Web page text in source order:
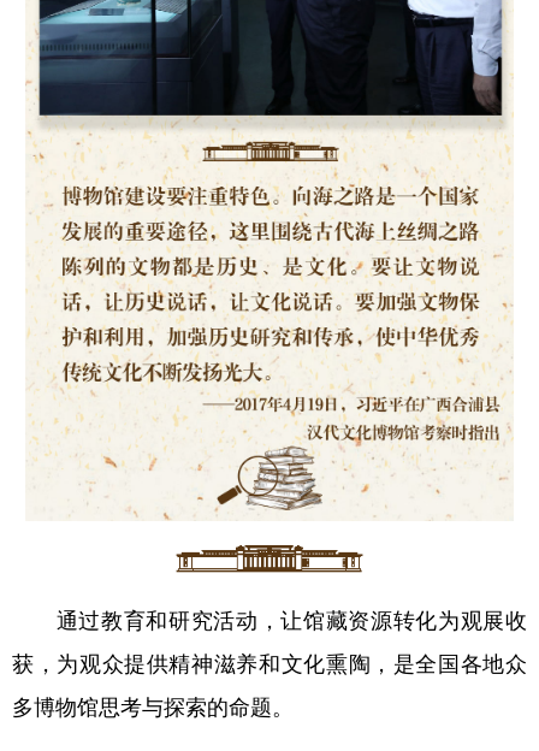
通过教育和研究活动，让馆藏资源转化为观展收
获，为观众提供精神滋养和文化熏陶，是全国各地众
多博物馆思考与探索的命题。